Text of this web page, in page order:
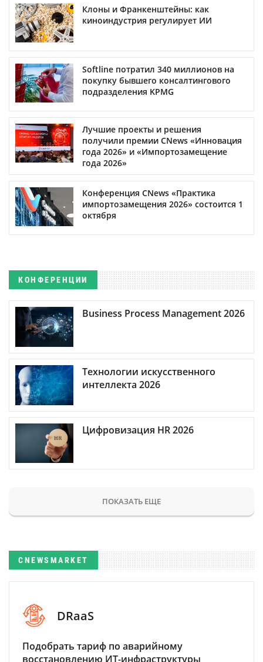
Клоны и Франкенштейны: как
киноиндустрия регулирует ИИ
Softline потратил 340 миллионов на
покупку бывшего консалтингового
подразделения KPMG
Лучшие проекты и решения
получили премии CNews «Инновация
года 2026» и «Импортозамещение
года 2026»
Конференция CNews «Практика
импортозамещения 2026» состоится 1
октября
КОНФЕРЕНЦИИ
Business Process Management 2026
Технологии искусственного
интеллекта 2026
Цифровизация HR 2026
ПОКАЗАТЬ ЕЩЕ
CNEWSMARKET
DRaaS
Подобрать тариф по аварийному
восстановлению ИТ-инфраструктуры